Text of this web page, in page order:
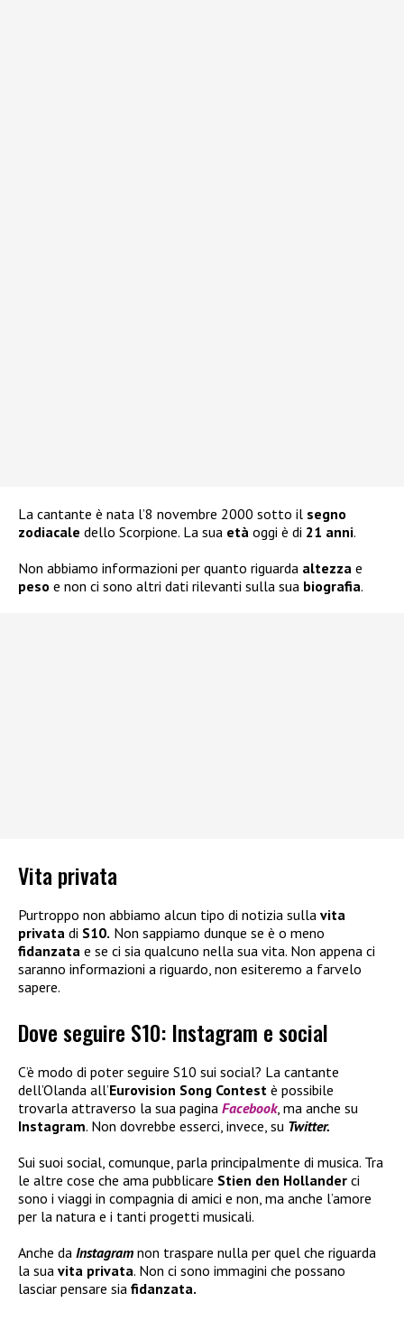
La cantante è nata l’8 novembre 2000 sotto il segno
zodiacale dello Scorpione. La sua età oggi è di 21 anni.
Non abbiamo informazioni per quanto riguarda altezza e
peso e non ci sono altri dati rilevanti sulla sua biografia.
Vita privata
Purtroppo non abbiamo alcun tipo di notizia sulla vita
privata di S10. Non sappiamo dunque se è o meno
fidanzata e se ci sia qualcuno nella sua vita. Non appena ci
saranno informazioni a riguardo, non esiteremo a farvelo
sapere.
Dove seguire S10: Instagram e social
C’è modo di poter seguire S10 sui social? La cantante
dell’Olanda all’Eurovision Song Contest è possibile
trovarla attraverso la sua pagina Facebook, ma anche su
Instagram. Non dovrebbe esserci, invece, su Twitter.
Sui suoi social, comunque, parla principalmente di musica. Tra
le altre cose che ama pubblicare Stien den Hollander ci
sono i viaggi in compagnia di amici e non, ma anche l’amore
per la natura e i tanti progetti musicali.
Anche da Instagram non traspare nulla per quel che riguarda
la sua vita privata. Non ci sono immagini che possano
lasciar pensare sia fidanzata.